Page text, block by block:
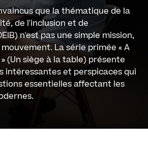
que la thématique de la
de l'inclusion et de
n'est pas une simple mission,
La série primée « A
(Un siège à la table) présente
intéressantes et perspicaces qui
essentielles affectant les